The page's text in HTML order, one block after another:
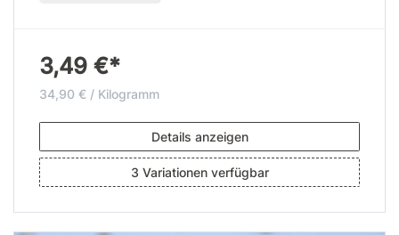
3,49 €*
34,90 € / Kilogramm
Details anzeigen
3 Variationen verfügbar